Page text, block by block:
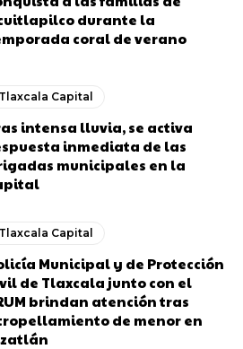
durante la
coral de verano
Tlaxcala Capital
intensa lluvia, se activa
inmediata de las
municipales en la
Tlaxcala Capital
Municipal y de Protección
de Tlaxcala junto con el
brindan atención tras
de menor en